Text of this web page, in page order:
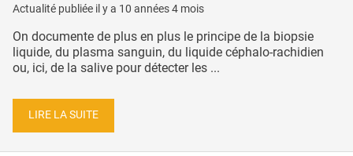
Actualité publiée il y a 10 années 4 mois
On documente de plus en plus le principe de la biopsie
liquide, du plasma sanguin, du liquide céphalo-rachidien
ou, ici, de la salive pour détecter les ...
LIRE LA SUITE